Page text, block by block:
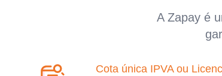
A Zapay é
Cota única IPVA ou